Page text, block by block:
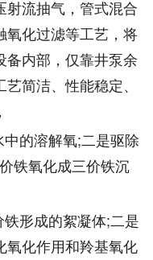
流抽气，管式混合
氧化过滤等工艺，将
备内部，仅靠井泵余
简洁、性能稳定、
的溶解氧;二是驱除
铁氧化成三价铁沉
形成的絮凝体;二是
氧化作用和羚基氧化